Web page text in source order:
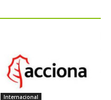
Internacional